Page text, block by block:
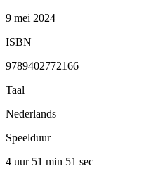
9 mei 2024
ISBN
9789402772166
Taal
Nederlands
Speelduur
4 uur 51 min 51 sec